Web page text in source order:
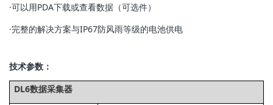
·可以用PDA下载或查看数据（可选件）
·完整的解决方案与IP67防风雨等级的电池供电
技术参数：
DL6数据采集器